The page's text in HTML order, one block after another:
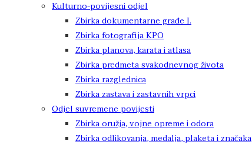
Kulturno-povijesni odjel
Zbirka dokumentarne građe I.
Zbirka fotografija KPO
Zbirka planova, karata i atlasa
Zbirka predmeta svakodnevnog života
Zbirka razglednica
Zbirka zastava i zastavnih vrpci
Odjel suvremene povijesti
Zbirka oružja, vojne opreme i odora
Zbirka odlikovanja, medalja, plaketa i značaka